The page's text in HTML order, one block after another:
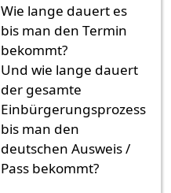
Wie lange dauert es
bis man den Termin
bekommt?
Und wie lange dauert
der gesamte
Einbürgerungsprozess
bis man den
deutschen Ausweis /
Pass bekommt?